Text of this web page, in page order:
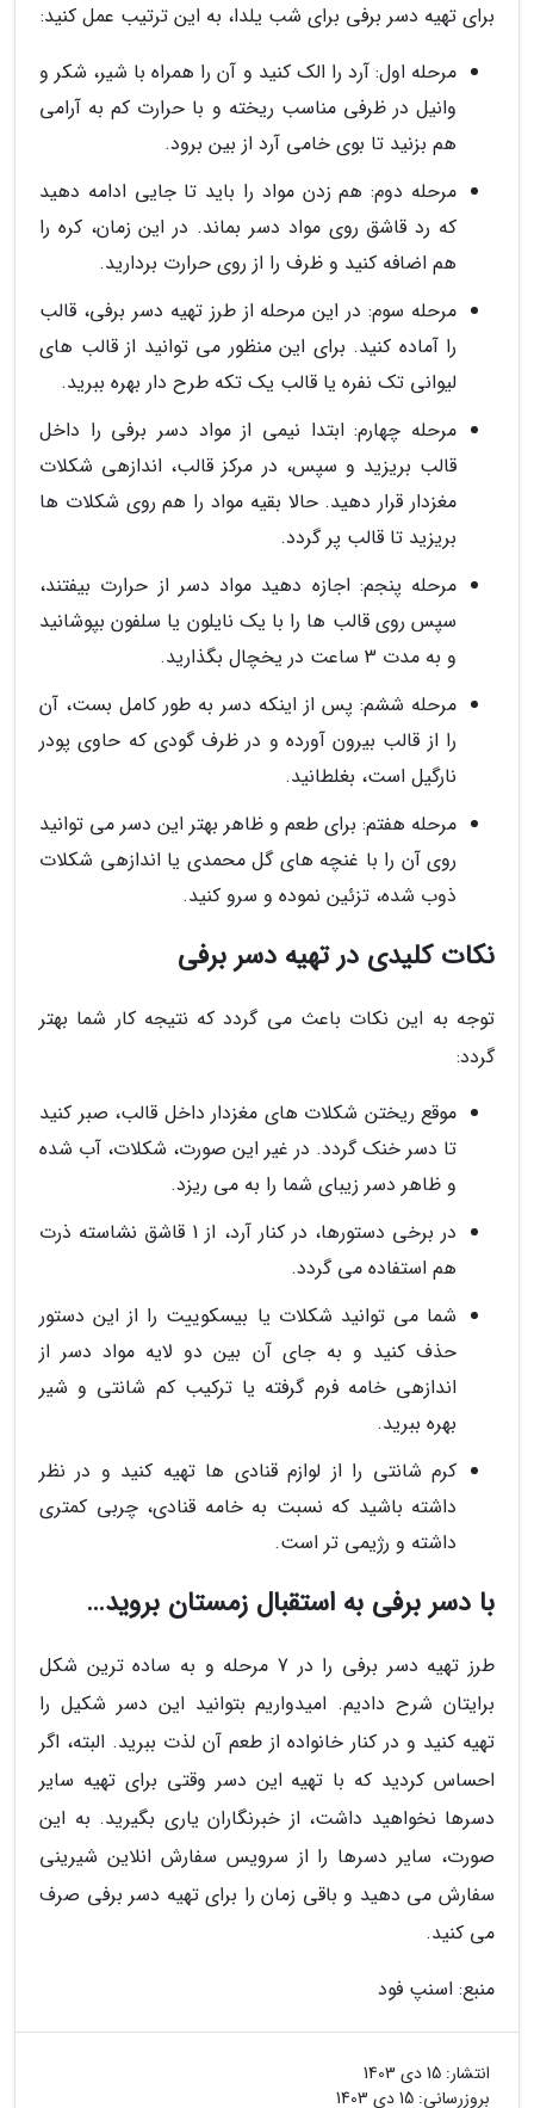
برای تهیه دسر برفی برای شب یلدا، به این ترتیب عمل کنید:
مرحله اول: آرد را الک کنید و آن را همراه با شیر، شکر و
وانیل در ظرفی مناسب ریخته و با حرارت کم به آرامی
هم بزنید تا بوی خامی آرد از بین برود.
مرحله دوم: هم زدن مواد را باید تا جایی ادامه دهید
که رد قاشق روی مواد دسر بماند. در این زمان، کره را
هم اضافه کنید و ظرف را از روی حرارت بردارید.
مرحله سوم: در این مرحله از طرز تهیه دسر برفی، قالب
را آماده کنید. برای این منظور می توانید از قالب های
لیوانی تک نفره یا قالب یک تکه طرح دار بهره ببرید.
مرحله چهارم: ابتدا نیمی از مواد دسر برفی را داخل
قالب بریزید و سپس، در مرکز قالب، اندازهی شکلات
مغزدار قرار دهید. حالا بقیه مواد را هم روی شکلات ها
بریزید تا قالب پر گردد.
مرحله پنجم: اجازه دهید مواد دسر از حرارت بیفتند،
سپس روی قالب ها را با یک نایلون یا سلفون بپوشانید
و به مدت 3 ساعت در یخچال بگذارید.
مرحله ششم: پس از اینکه دسر به طور کامل بست، آن
را از قالب بیرون آورده و در ظرف گودی که حاوی پودر
نارگیل است، بغلطانید.
مرحله هفتم: برای طعم و ظاهر بهتر این دسر می توانید
روی آن را با غنچه های گل محمدی یا اندازهی شکلات
ذوب شده، تزئین نموده و سرو کنید.
نکات کلیدی در تهیه دسر برفی
توجه به این نکات باعث می گردد که نتیجه کار شما بهتر
گردد:
موقع ریختن شکلات های مغزدار داخل قالب، صبر کنید
تا دسر خنک گردد. در غیر این صورت، شکلات، آب شده
و ظاهر دسر زیبای شما را به می ریزد.
در برخی دستورها، در کنار آرد، از 1 قاشق نشاسته ذرت
هم استفاده می گردد.
شما می توانید شکلات یا بیسکوییت را از این دستور
حذف کنید و به جای آن بین دو لایه مواد دسر از
اندازهی خامه فرم گرفته یا ترکیب کم شانتی و شیر
بهره ببرید.
کرم شانتی را از لوازم قنادی ها تهیه کنید و در نظر
داشته باشید که نسبت به خامه قنادی، چربی کمتری
داشته و رژیمی تر است.
با دسر برفی به استقبال زمستان بروید…
طرز تهیه دسر برفی را در 7 مرحله و به ساده ترین شکل
برایتان شرح دادیم. امیدواریم بتوانید این دسر شکیل را
تهیه کنید و در کنار خانواده از طعم آن لذت ببرید. البته، اگر
احساس کردید که با تهیه این دسر وقتی برای تهیه سایر
دسرها نخواهید داشت، از خبرنگاران یاری بگیرید. به این
صورت، سایر دسرها را از سرویس سفارش انلاین شیرینی
سفارش می دهید و باقی زمان را برای تهیه دسر برفی صرف
می کنید.
منبع: اسنپ فود
انتشار: 15 دی 1403
بروزرسانی: 15 دی 1403